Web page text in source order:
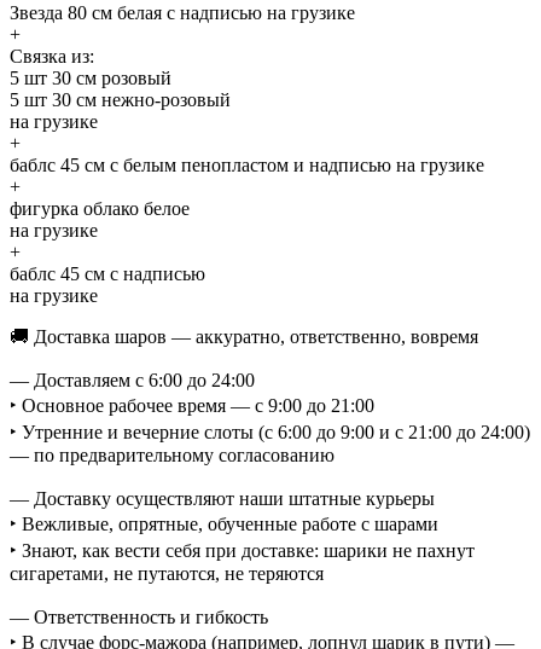
Звезда 80 см белая с надписью на грузике
+
Связка из:
5 шт 30 см розовый
5 шт 30 см нежно-розовый
на грузике
+
баблс 45 см с белым пенопластом и надписью на грузике
+
фигурка облако белое
на грузике
+
баблс 45 см с надписью
на грузике
🚚 Доставка шаров — аккуратно, ответственно, вовремя
— Доставляем с 6:00 до 24:00
‣ Основное рабочее время — с 9:00 до 21:00
‣ Утренние и вечерние слоты (с 6:00 до 9:00 и с 21:00 до 24:00)
— по предварительному согласованию
— Доставку осуществляют наши штатные курьеры
‣ Вежливые, опрятные, обученные работе с шарами
‣ Знают, как вести себя при доставке: шарики не пахнут
сигаретами, не путаются, не теряются
— Ответственность и гибкость
‣ В случае форс-мажора (например, лопнул шарик в пути) —